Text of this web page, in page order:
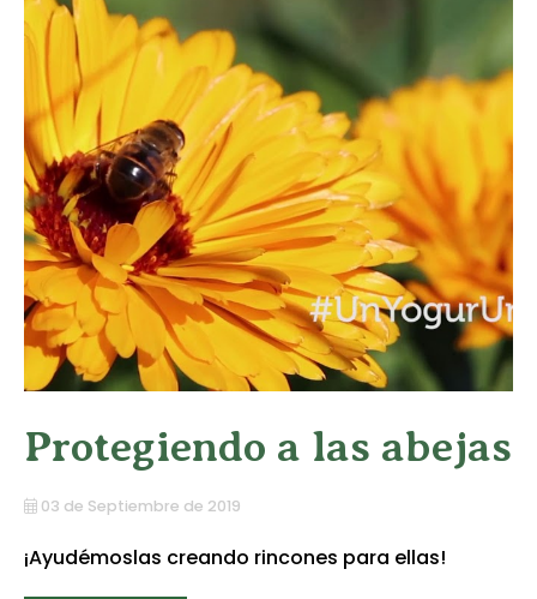
Protegiendo a las abejas
03 de Septiembre de 2019
¡Ayudémoslas creando rincones para ellas!